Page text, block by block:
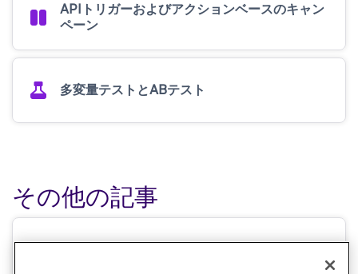
APIトリガーおよびアクションベースのキャン
ペーン
多変量テストとABテスト
その他の記事